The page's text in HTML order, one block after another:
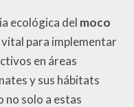
ecológica del moco
vital para implementar
en áreas
y sus hábitats
no solo a estas